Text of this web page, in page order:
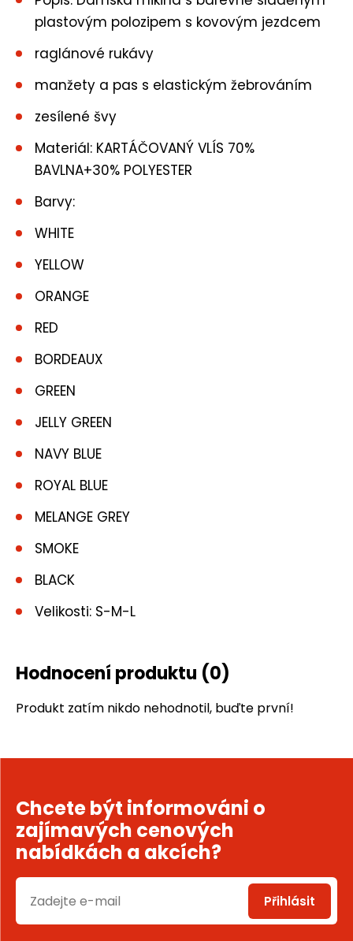
plastovým polozipem s kovovým jezdcem
raglánové rukávy
manžety a pas s elastickým žebrováním
zesílené švy
Materiál: KARTÁČOVANÝ VLÍS 70%
BAVLNA+30% POLYESTER
Barvy:
WHITE
YELLOW
ORANGE
RED
BORDEAUX
GREEN
JELLY GREEN
NAVY BLUE
ROYAL BLUE
MELANGE GREY
SMOKE
BLACK
Velikosti: S-M-L
Hodnocení produktu (0)
Produkt zatím nikdo nehodnotil, buďte první!
Chcete být informováni o
zajímavých cenových
nabídkách a akcích?
Přihlásit